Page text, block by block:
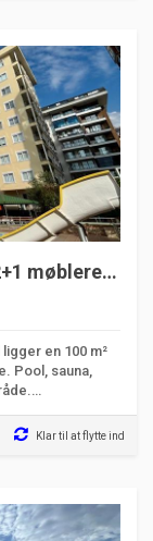
møbleret
en 100 m²
Pool, sauna,
Klar til at flytte ind